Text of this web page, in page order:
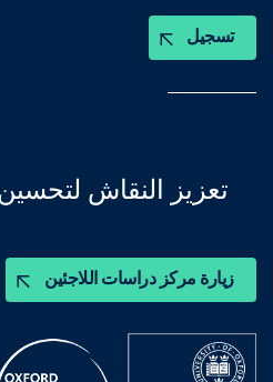
تسجيل
زيارة مركز دراسات اللاجئين
تعزيز النقاش